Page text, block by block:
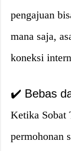
pengajuan
mana saja,
koneksi
✔️ Bebas
Ketika Sobat
permohonan